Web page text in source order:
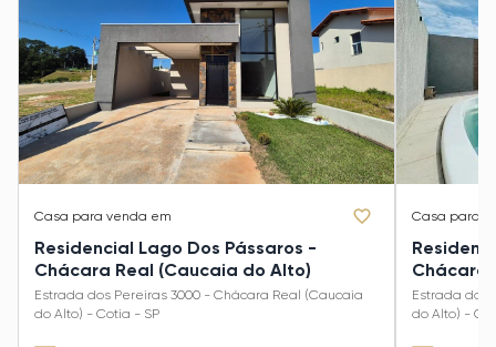
Casa para venda em
Residencial Lago Dos Pássaros -
Chácara Real (Caucaia do Alto)
Estrada dos Pereiras 3000 - Chácara Real (Caucaia
do Alto) - Cotia - SP
Casa para
Chácara
Estrada dos
do Alto) -